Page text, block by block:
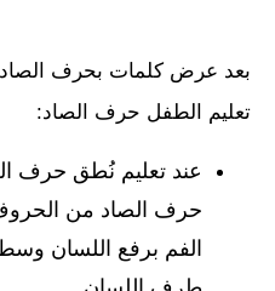
بعد عرض كلمات بحرف الصاد
تعليم الطفل حرف الصاد:
عند تعليم نُطق حرف
حرف الصاد من
الفم برفع اللسان